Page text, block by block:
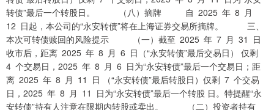
转债”最后一个转股日。 （八）摘牌 自 2025 年 8 月
12 日起，本公司的“永安转债”将在上海证券交易所摘牌。 三、
本次可转债赎回的风险提示 （一）截至 2025 年 7 月 31 日
收市后，距离 2025 年 8 月 6 日（“永安转债”最后交易日） 仅剩
4 个交易日，2025 年 8 月 6 日为“永安转债”最后一个交易日；距
离 2025 年 8 月 11 日 （“永安转债”最后转股日）仅剩 7 个交易
日，2025 年 8 月 11 日为“永安转债”最后一个转股 日。特提醒“永
安转债”持有人注意在限期内转股或卖出。 （二）投资者持有